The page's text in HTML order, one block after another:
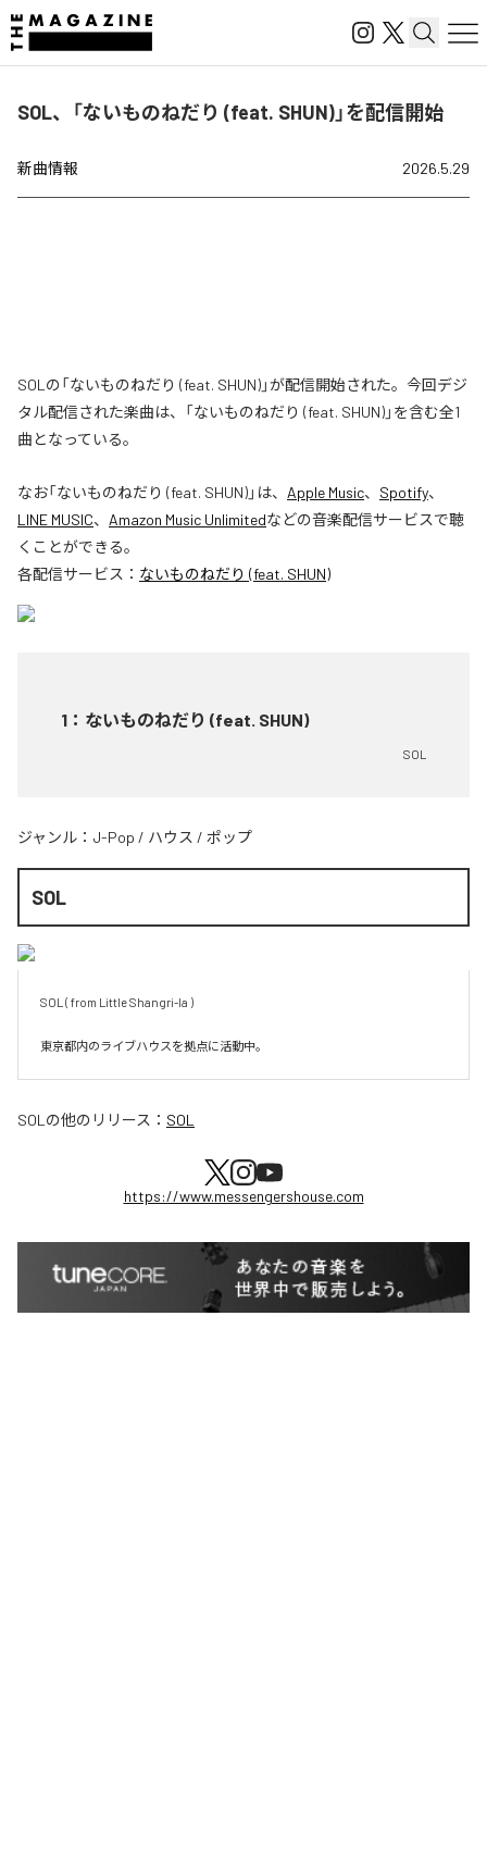
SOL、「ないものねだり (feat. SHUN)」を配信開始
新曲情報 2026.5.29
SOLの「ないものねだり (feat. SHUN)」が配信開始された。今回デジ
タル配信された楽曲は、「ないものねだり (feat. SHUN)」を含む全1
曲となっている。
なお「ないものねだり (feat. SHUN)」は、 Apple Music、 Spotify、
LINE MUSIC、 Amazon Music Unlimitedなどの音楽配信サービスで聴
くことができる。
各配信サービス： ないものねだり (feat. SHUN)
1 ： ないものねだり (feat. SHUN)
SOL
ジャンル： J-Pop / ハウス / ポップ
SOL
SOL ( from Little Shangri-la )
SOL の他のリリース： SOL
https://www.messengershouse.com